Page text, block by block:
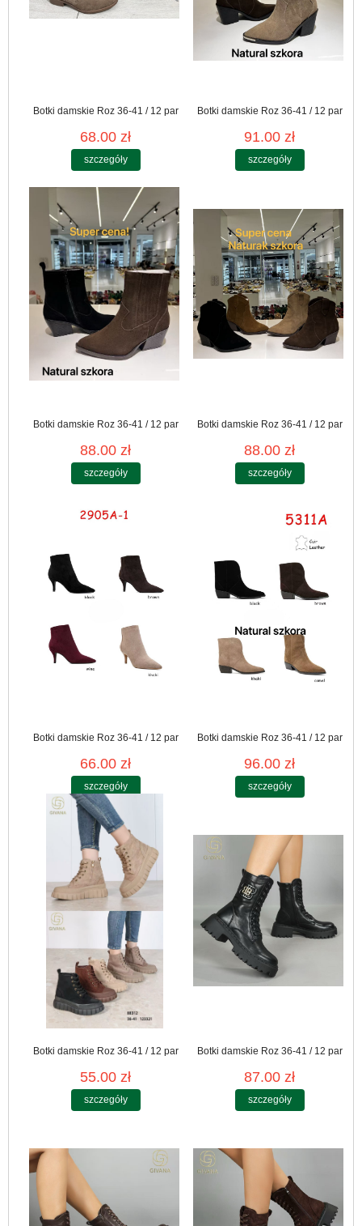
Botki damskie Roz 36-41 / 12 par
68.00 zł
szczegóły
Botki damskie Roz 36-41 / 12 par
91.00 zł
szczegóły
Botki damskie Roz 36-41 / 12 par
88.00 zł
szczegóły
Botki damskie Roz 36-41 / 12 par
88.00 zł
szczegóły
Botki damskie Roz 36-41 / 12 par
66.00 zł
szczegóły
Botki damskie Roz 36-41 / 12 par
96.00 zł
szczegóły
Botki damskie Roz 36-41 / 12 par
55.00 zł
szczegóły
Botki damskie Roz 36-41 / 12 par
87.00 zł
szczegóły